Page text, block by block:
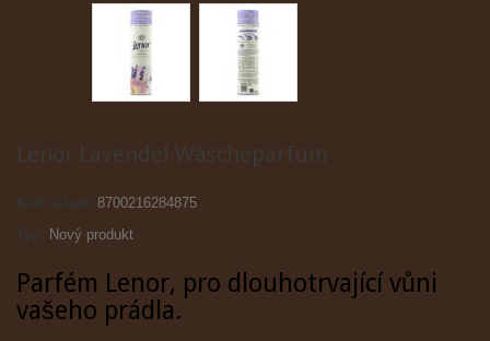
Lenor Lavendel Wäscheparfüm
Kód skladu
8700216284875
Nový produkt
Parfém Lenor, pro dlouhotrvající vůni
vašeho prádla.